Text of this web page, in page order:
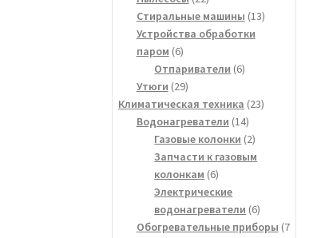
товара
Стиральные машины 1313
Устройства обработки
паром 66
товаров
Отпариватели 66
Утюги 2929
товаров
Климатическая техника 2323
Водонагреватели 1414
товаров
Газовые колонки 22
товара
Запчасти к газовым
колонкам 66
товаров
Электрические
водонагреватели 66
товаров
Обогревательные приборы 7